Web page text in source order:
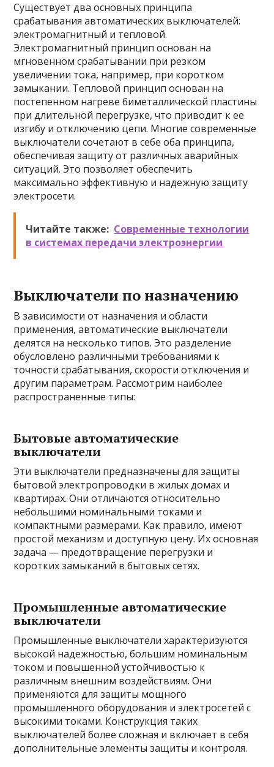
Существует два основных принципа
срабатывания автоматических выключателей:
электромагнитный и тепловой.
Электромагнитный принцип основан на
мгновенном срабатывании при резком
увеличении тока, например, при коротком
замыкании. Тепловой принцип основан на
постепенном нагреве биметаллической пластины
при длительной перегрузке, что приводит к ее
изгибу и отключению цепи. Многие современные
выключатели сочетают в себе оба принципа,
обеспечивая защиту от различных аварийных
ситуаций. Это позволяет обеспечить
максимально эффективную и надежную защиту
электросети.
Читайте также: Современные технологии
в системах передачи электроэнергии
Выключатели по назначению
В зависимости от назначения и области
применения, автоматические выключатели
делятся на несколько типов. Это разделение
обусловлено различными требованиями к
точности срабатывания, скорости отключения и
другим параметрам. Рассмотрим наиболее
распространенные типы:
Бытовые автоматические
выключатели
Эти выключатели предназначены для защиты
бытовой электропроводки в жилых домах и
квартирах. Они отличаются относительно
небольшими номинальными токами и
компактными размерами. Как правило, имеют
простой механизм и доступную цену. Их основная
задача — предотвращение перегрузки и
коротких замыканий в бытовых сетях.
Промышленные автоматические
выключатели
Промышленные выключатели характеризуются
высокой надежностью, большим номинальным
током и повышенной устойчивостью к
различным внешним воздействиям. Они
применяются для защиты мощного
промышленного оборудования и электросетей с
высокими токами. Конструкция таких
выключателей более сложная и включает в себя
дополнительные элементы защиты и контроля.